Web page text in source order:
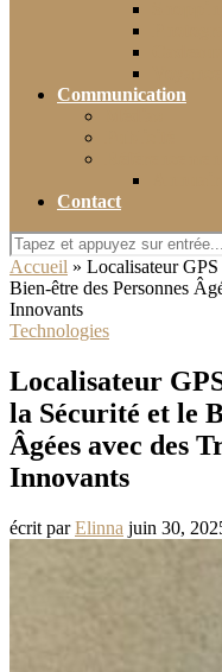
Communication
Contact
Accueil » Localisateur
Bien-être des Personnes
Innovants
Technologies
Localisateur
la Sécurité et le
Âgées avec des
Innovants
écrit parElinna juin 30,